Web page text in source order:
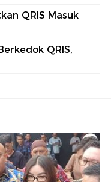
QRIS Masuk
QRIS,